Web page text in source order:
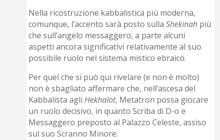
Nella ricostruzione kabbalistica più moderna,
comunque, l’accento sarà posto sullaShekinah più
che sull’angelo messaggero, a parte alcuni
aspetti ancora significativi relativamente al suo
possibile ruolo nel sistema mistico ebraico.
Per quel che si può qui rivelare (e non è molto)
non è sbagliato affermare che, nell’ascesa del
Kabbalista agliHekhalot, Metatron possa giocare
un ruolo decisivo, in quanto Scriba di D-o e
Messaggero preposto al Palazzo Celeste, assiso
sul suo Scranno Minore.